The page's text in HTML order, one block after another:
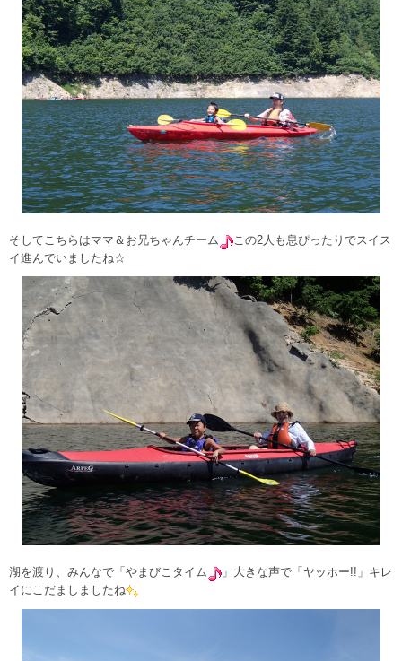
そしてこちらはママ＆お兄ちゃんチーム
この2人も息ぴったりでスイス
イ進んでいましたね☆
湖を渡り、みんなで「やまびこタイム
」大きな声で「ヤッホー!!」キレ
イにこだましましたね